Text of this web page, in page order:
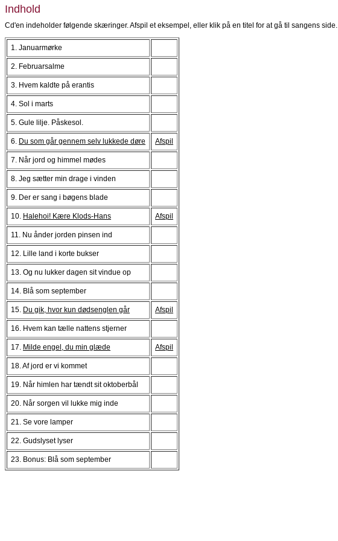
Indhold
Cd'en indeholder følgende skæringer. Afspil et eksempel, eller klik på en titel for at gå til sangens side.
1. Januarmørke
2. Februarsalme
3. Hvem kaldte på erantis
4. Sol i marts
5. Gule lilje. Påskesol.
6. Du som går gennem selv lukkede døre Afspil
7. Når jord og himmel mødes
8. Jeg sætter min drage i vinden
9. Der er sang i bøgens blade
10. Halehoi! Kære Klods-Hans Afspil
11. Nu ånder jorden pinsen ind
12. Lille land i korte bukser
13. Og nu lukker dagen sit vindue op
14. Blå som september
15. Du gik, hvor kun dødsenglen går Afspil
16. Hvem kan tælle nattens stjerner
17. Milde engel, du min glæde Afspil
18. Af jord er vi kommet
19. Når himlen har tændt sit oktoberbål
20. Når sorgen vil lukke mig inde
21. Se vore lamper
22. Gudslyset lyser
23. Bonus: Blå som september